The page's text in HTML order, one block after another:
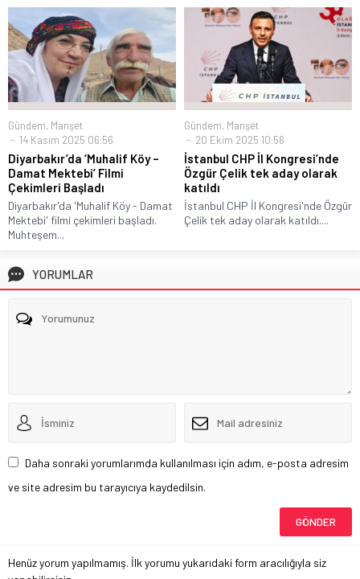
Gündem, Manşet
14 Kasım 2025 06:56
Diyarbakır’da ‘Muhalif Köy –
Damat Mektebi’ Filmi
Çekimleri Başladı
Diyarbakır'da 'Muhalif Köy - Damat
Mektebi' filmi çekimleri başladı.
Muhteşem...
Gündem, Manşet
20 Ekim 2025 10:56
İstanbul CHP İl Kongresi’nde
Özgür Çelik tek aday olarak
katıldı
İstanbul CHP İl Kongresi'nde Özgür
Çelik tek aday olarak katıldı....
YORUMLAR
Daha sonraki yorumlarımda kullanılması için adım, e-posta adresim
ve site adresim bu tarayıcıya kaydedilsin.
Henüz yorum yapılmamış. İlk yorumu yukarıdaki form aracılığıyla siz